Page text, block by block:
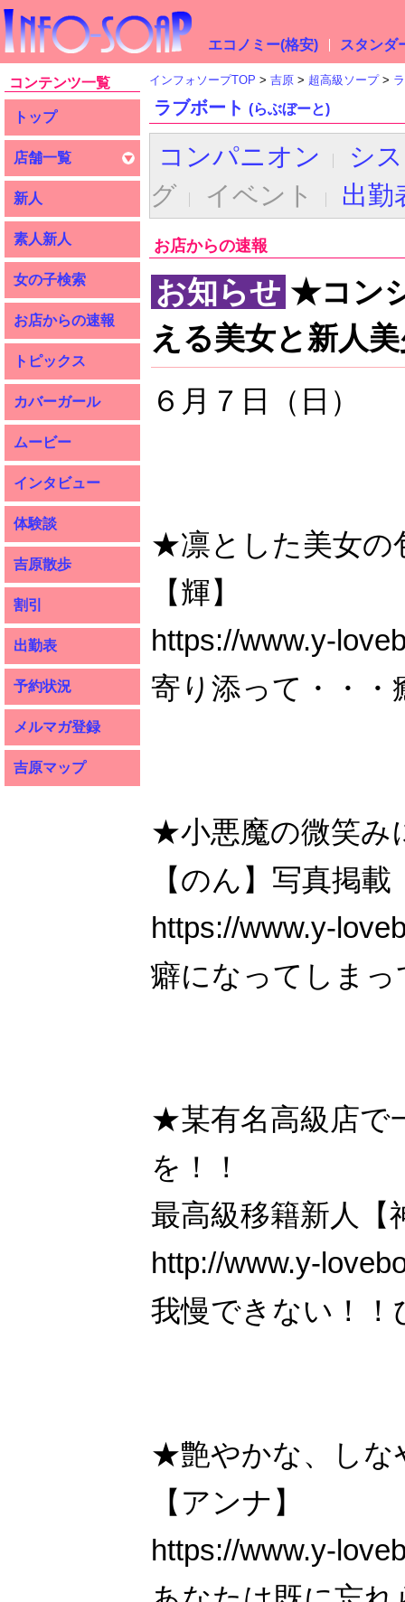
エコノミー(格安) スタンダ
コンテンツ一覧
トップ
店舗一覧
新人
素人新人
女の子検索
お店からの速報
トピックス
カバーガール
ムービー
インタビュー
体験談
吉原散歩
割引
出勤表
予約状況
メルマガ登録
吉原マップ
インフォソープTOP 吉原 超高級ソープ
ラブボート (らぶぼーと)
コンパニオン
シ
グ
イベント 出勤
お店からの速報
お知らせ ★コン
える美女と新人
６月７日（日）
★凛とした美女の
【輝】
https://www.y-
寄り添って・・・
★小悪魔の微笑み
【のん】写真掲載
https://www.y-
癖になってしま
★某有名高級店で
を！！
最高級移籍新人【
http://www.y-
我慢できない！
★艶やかな、しな
【アンナ】
https://www.y-